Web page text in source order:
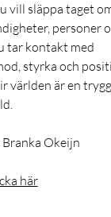
vill släppa taget
personer
tar kontakt med
styrka och
världen är en trygg
Okeijn
här